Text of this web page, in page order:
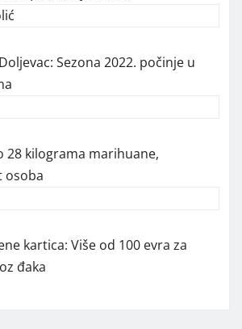
Sezona 2022. počinje u
28 kilograma marihuane,
osoba
kartica: Više od 100 evra za
đaka